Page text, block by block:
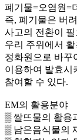
폐기물=오염원=
즉, 폐기물은 버
사고의 전환이
우리 주위에서
정화원으로 바꾸
이용하여 발효시
참여할 수 있다.
EM의 활용분야
▒ 쌀뜨물의 활용
▒ 남은음식물의